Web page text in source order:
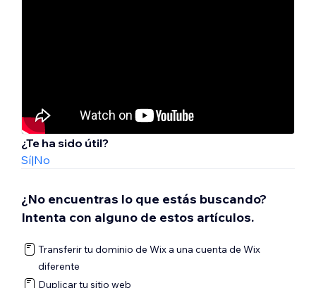
¿Te ha sido útil?
Sí|No
¿No encuentras lo que estás buscando?
Intenta con alguno de estos artículos.
Transferir tu dominio de Wix a una cuenta de Wix
diferente
Duplicar tu sitio web